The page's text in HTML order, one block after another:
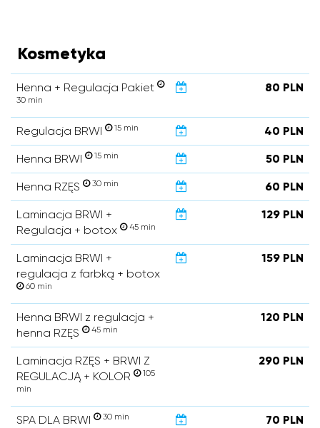
Kosmetyka
Henna + Regulacja Pakiet
30 min
80 PLN
Regulacja BRWI 15 min 40 PLN
Henna BRWI 15 min 50 PLN
Henna RZĘS 30 min 60 PLN
Laminacja BRWI +
Regulacja + botox
45 min
129 PLN
Laminacja BRWI +
regulacja z farbką + botox
60 min
159 PLN
Henna BRWI z regulacja +
henna RZĘS
45 min
120 PLN
Laminacja RZĘS + BRWI Z
REGULACJĄ + KOLOR
105
min
290 PLN
SPA DLA BRWI 30 min 70 PLN